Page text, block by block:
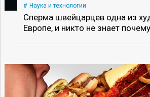
Наука и технологии
Сперма швейцарцев одна из
Европе, и никто не знает почему